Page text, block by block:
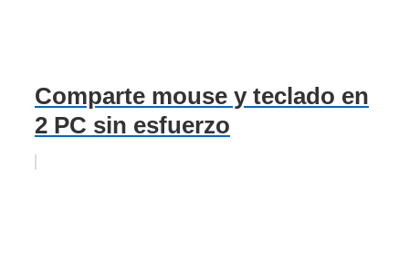
Comparte mouse y teclado en
2 PC sin esfuerzo